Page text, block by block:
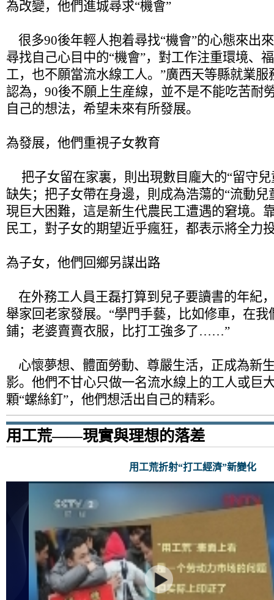
為改變，他們進城尋求“機會”
很多90後年輕人抱着尋找“機會”的心態來出
尋找自己心目中的“機會”，對工作注重環境、
工，也不願當流水線工人。”廣西天等縣就業
認為，90後不願上生産線，並不是不能吃苦耐
自己的想法，希望未來有所發展。
為發展，他們重視子女教育
把子女留在家裏，則出現數目龐大的“留守兒
缺失；把子女帶在身邊，則成為浩蕩的“流動兒
現巨大困難，這是新生代農民工遭遇的窘境。
民工，對子女的期望近乎瘋狂，都表示將全力
為子女，他們回鄉另謀出路
在外務工人員王磊打算到兒子要讀書的年紀
舉家回老家發展。“學門手藝，比如修車，在我
鋪；老婆賣賣衣服，比打工強多了……”
心懷夢想、體面勞動、尊嚴生活，正成為新
影。他們不甘心只做一名流水線上的工人或巨
顆“螺絲釘”，他們想活出自己的精彩。
用工荒——現實與理想的落差
用工荒折射“打工經濟”新變化